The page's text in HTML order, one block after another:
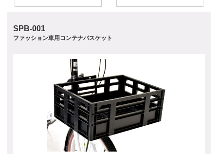
SPB-001
ファッション車用コンテナバスケット